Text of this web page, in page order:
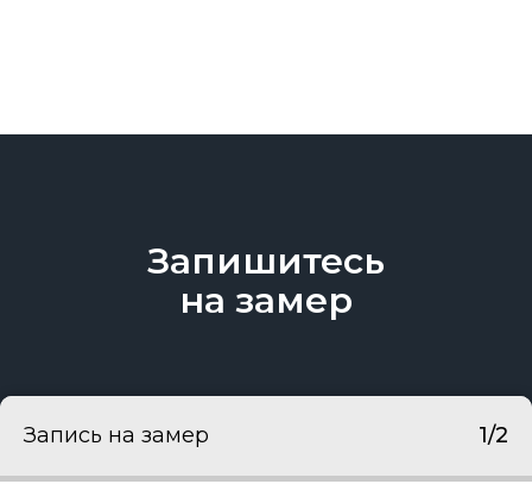
Запишитесь
на замер
Запись на замер 1/2